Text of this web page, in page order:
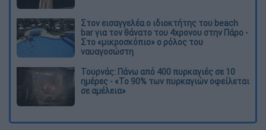
Στον εισαγγελέα ο ιδιοκτήτης του beach
bar για τον θάνατο του 4χρονου στην Πάρο -
Στο «μικροσκόπιο» ο ρόλος του
ναυαγοσώστη
Τουρνάς: Πάνω από 400 πυρκαγιές σε 10
ημέρες - «Το 90% των πυρκαγιών οφείλεται
σε αμέλεια»